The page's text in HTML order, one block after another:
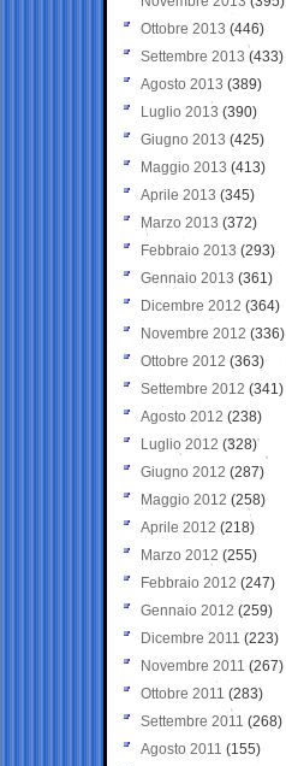
Ottobre 2013 (446)
Settembre 2013 (433)
Agosto 2013 (389)
Luglio 2013 (390)
Giugno 2013 (425)
Maggio 2013 (413)
Aprile 2013 (345)
Marzo 2013 (372)
Febbraio 2013 (293)
Gennaio 2013 (361)
Dicembre 2012 (364)
Novembre 2012 (336)
Ottobre 2012 (363)
Settembre 2012 (341)
Agosto 2012 (238)
Luglio 2012 (328)
Giugno 2012 (287)
Maggio 2012 (258)
Aprile 2012 (218)
Marzo 2012 (255)
Febbraio 2012 (247)
Gennaio 2012 (259)
Dicembre 2011 (223)
Novembre 2011 (267)
Ottobre 2011 (283)
Settembre 2011 (268)
Agosto 2011 (155)